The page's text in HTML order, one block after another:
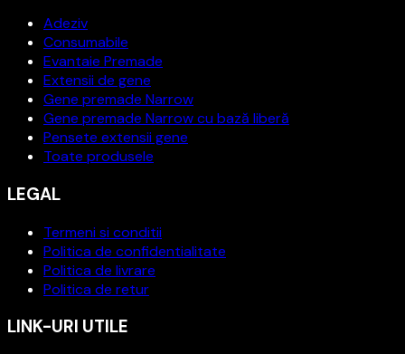
Adeziv
Consumabile
Evantaie Premade
Extensii de gene
Gene premade Narrow
Gene premade Narrow cu bază liberă
Pensete extensii gene
Toate produsele
LEGAL
Termeni si conditii
Politica de confidentialitate
Politica de livrare
Politica de retur
LINK-URI UTILE